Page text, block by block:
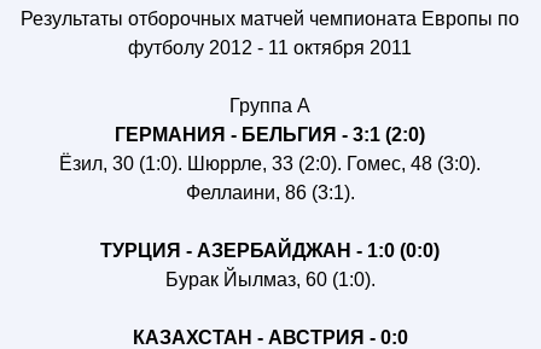
Результаты отборочных матчей чемпионата Европы по
футболу 2012 - 11 октября 2011
Группа A
ГЕРМАНИЯ - БЕЛЬГИЯ - 3:1 (2:0)
Ёзил, 30 (1:0). Шюррле, 33 (2:0). Гомес, 48 (3:0).
Феллаини, 86 (3:1).
ТУРЦИЯ - АЗЕРБАЙДЖАН - 1:0 (0:0)
Бурак Йылмаз, 60 (1:0).
КАЗАХСТАН - АВСТРИЯ - 0:0